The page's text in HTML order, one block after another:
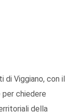
di Viggiano, con il
chiedere
della